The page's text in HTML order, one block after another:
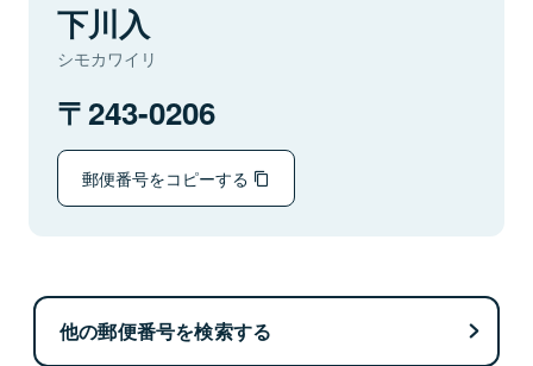
下川入
シモカワイリ
243-0206
郵便番号をコピーする
他の郵便番号を検索する